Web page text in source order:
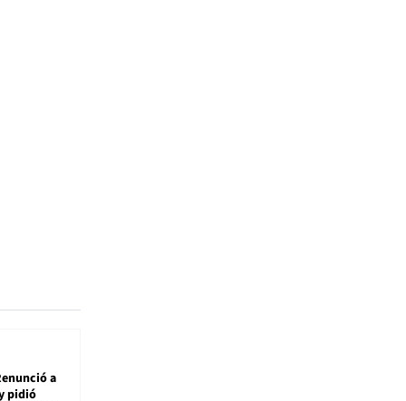
a
pidió